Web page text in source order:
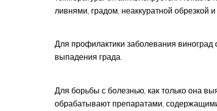
ливнями, градом, неаккуратной обрезкой
Для профилактики заболевания
выпадения града.
Для борьбы с болезнью, как только она
обрабатывают препаратами,